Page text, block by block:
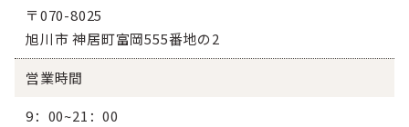
〒070-8025
旭川市 神居町富岡555番地の2
営業時間
9：00~21：00